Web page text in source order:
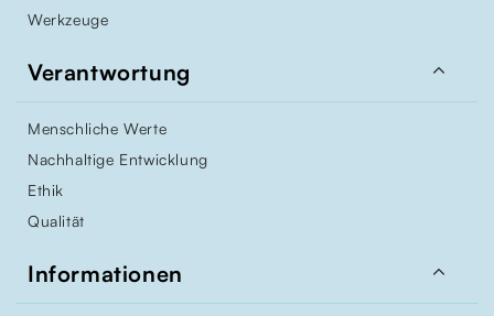
Werkzeuge
Verantwortung 
Menschliche Werte
Nachhaltige Entwicklung
Ethik
Qualität
Informationen 